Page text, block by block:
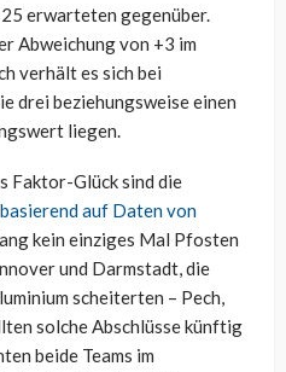
erwarteten gegenüber.
Abweichung von +3 im
verhält es sich bei
drei beziehungsweise einen
liegen.
Faktor-Glück sind die
basierend auf Daten von
kein einziges Mal Pfosten
und Darmstadt, die
scheiterten – Pech,
solche Abschlüsse künftig
beide Teams im